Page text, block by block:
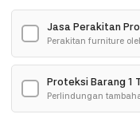
Jasa Perakitan
Perakitan furniture
Proteksi Barang 1
Perlindungan